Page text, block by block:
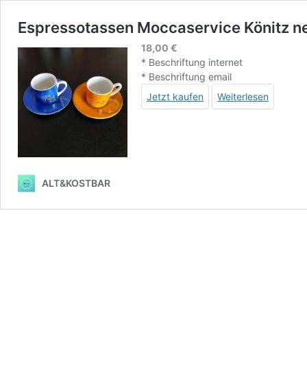
Espressotassen Moccaservice Könitz
18,00 €
* Beschriftung internet
* Beschriftung email
Jetzt kaufen
Weiterlesen
ALT&KOSTBAR